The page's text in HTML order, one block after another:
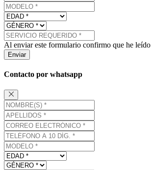
Al enviar este formulario confirmo que he
Enviar
Contacto por whatsapp